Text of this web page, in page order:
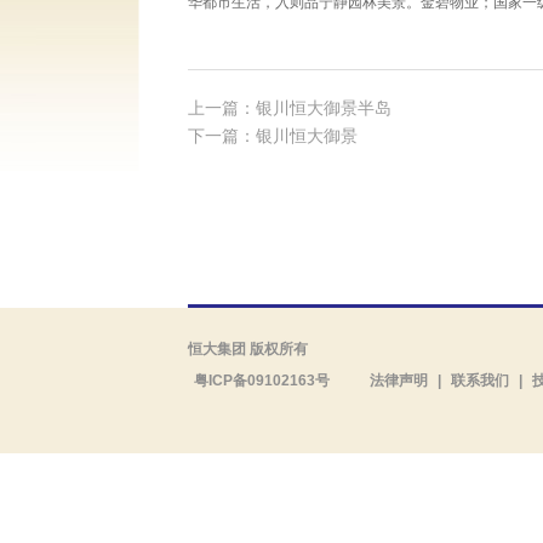
上一篇：银川恒大御景半岛
下一篇：银川恒大御景
恒大集团 版权所有
粤ICP备09102163号
法律声明 联系我们